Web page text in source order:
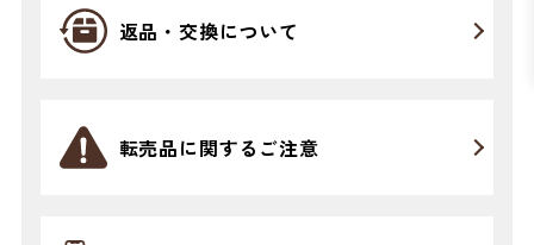
返品・交換について
転売品に関するご注意